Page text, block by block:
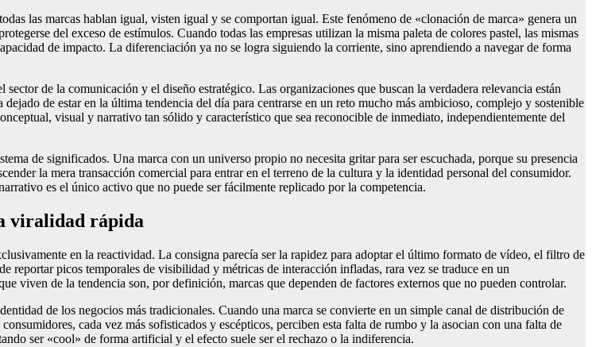
las marcas hablan igual, visten igual y se comportan igual. Este fenómeno de «clonación de marca» genera un
del exceso de estímulos. Cuando todas las empresas utilizan la misma paleta de colores pastel, las mismas
de impacto. La diferenciación ya no se logra siguiendo la corriente, sino aprendiendo a navegar de forma
de la comunicación y el diseño estratégico. Las organizaciones que buscan la verdadera relevancia están
de estar en la última tendencia del día para centrarse en un reto mucho más ambicioso, complejo y sostenible
visual y narrativo tan sólido y característico que sea reconocible de inmediato, independientemente del
de significados. Una marca con un universo propio no necesita gritar para ser escuchada, porque su presencia
la mera transacción comercial para entrar en el terreno de la cultura y la identidad personal del consumidor.
es el único activo que no puede ser fácilmente replicado por la competencia.
viralidad rápida
en la reactividad. La consigna parecía ser la rapidez para adoptar el último formato de vídeo, el filtro de
reportar picos temporales de visibilidad y métricas de interacción infladas, rara vez se traduce en un
viven de la tendencia son, por definición, marcas que dependen de factores externos que no pueden controlar.
de los negocios más tradicionales. Cuando una marca se convierte en un simple canal de distribución de
cada vez más sofisticados y escépticos, perciben esta falta de rumbo y la asocian con una falta de
ser «cool» de forma artificial y el efecto suele ser el rechazo o la indiferencia.